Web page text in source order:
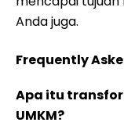
Anda juga.
Frequently
Apa itu
UMKM?